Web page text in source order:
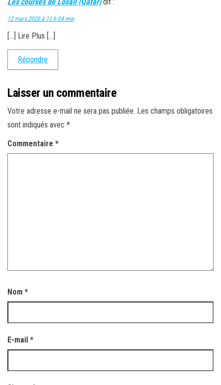
12 mars 2020 à 11 h 04 min
[…] Lire Plus […]
Répondre
Laisser un commentaire
Votre adresse e-mail ne sera pas publiée. Les champs obligatoires
sont indiqués avec *
Commentaire *
Nom *
E-mail *